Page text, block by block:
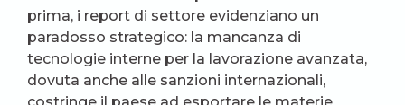
prima, i report di settore evidenziano un
paradosso strategico: la mancanza di
tecnologie interne per la lavorazione avanzata,
dovuta anche alle sanzioni internazionali,